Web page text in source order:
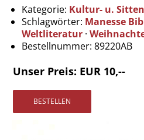
Versandkosten
AGB
Vertrag widerrufen
Widerrufsbelehrung
Impressum
Kategorie: Kultur- u.
Schlagwörter: Manesse
Weltliteratur ·
Bestellnummer: 89220AB
Unser Preis: EUR 10,--